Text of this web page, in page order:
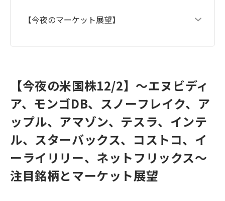
【今夜のマーケット展望】
【今夜の米国株12/2】～エヌビディ
ア、モンゴDB、スノーフレイク、ア
ップル、アマゾン、テスラ、インテ
ル、スターバックス、コストコ、イ
ーライリリー、ネットフリックス～
注目銘柄とマーケット展望